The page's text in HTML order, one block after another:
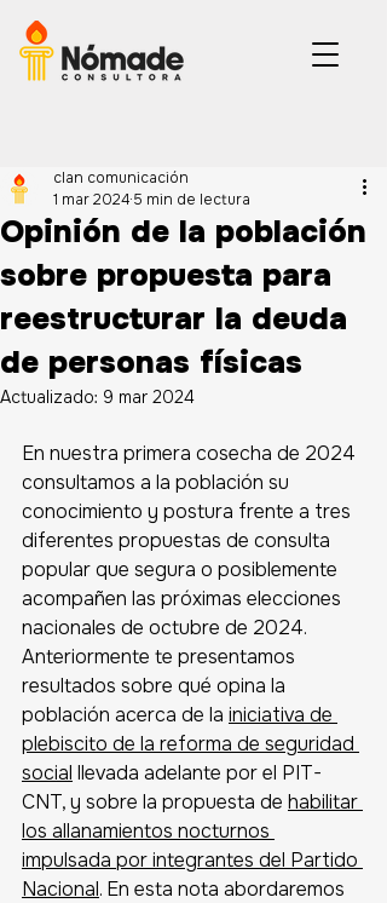
Opinión de la población
sobre propuesta para
reestructurar la deuda
de personas físicas
clan comunicación
1 mar 2024 5 min de lectura
Actualizado: 9 mar 2024
En nuestra primera cosecha de 2024
consultamos a la población su
conocimiento y postura frente a tres
diferentes propuestas de consulta
popular que segura o posiblemente
acompañen las próximas elecciones
nacionales de octubre de 2024.
Anteriormente te presentamos
resultados sobre qué opina la
población acerca de la iniciativa de
plebiscito de la reforma de seguridad
social llevada adelante por el PIT-
CNT, y sobre la propuesta de habilitar
los allanamientos nocturnos
impulsada por integrantes del Partido
Nacional. En esta nota abordaremos